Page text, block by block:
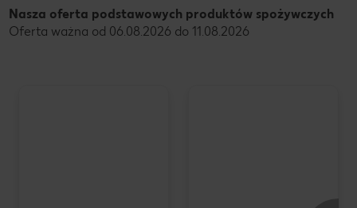
Nasza oferta podstawowych produktów spożywczych
Oferta ważna od 06.08.2026 do 11.08.2026